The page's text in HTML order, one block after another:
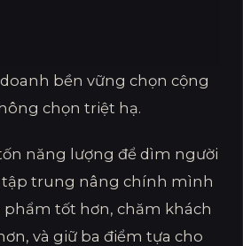
bền vững chọn cộng
chọn triệt hạ.
năng lượng để dìm người
tập trung nâng chính mình
phẩm tốt hơn, chăm khách
và giữ ba điểm tựa cho